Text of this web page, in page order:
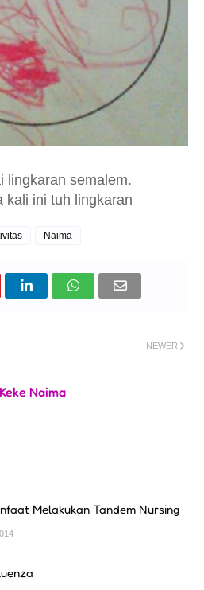
lingkaran semalem.
kali ini tuh lingkaran
Naima
NEWER
Keke Naima
Melakukan Tandem Nursing